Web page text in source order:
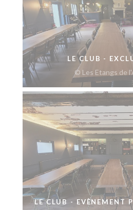
LE CLUB -
© Les Etangs de
LE CLUB - EVÈNEMENT